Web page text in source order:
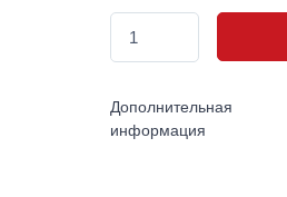
Дополнительная
информация